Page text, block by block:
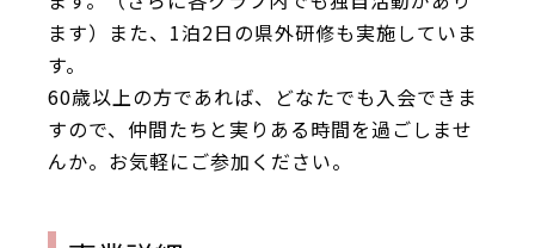
ます）また、1泊2日の県外研修も実施していま
す。
60歳以上の方であれば、どなたでも入会できま
すので、仲間たちと実りある時間を過ごしませ
んか。お気軽にご参加ください。